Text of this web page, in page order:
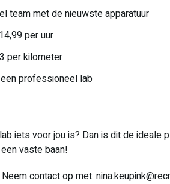
team met de nieuwste apparatuur
per uur
per kilometer
professioneel lab
iets voor jou is? Dan is dit de ideale
vaste baan!
contact op met: